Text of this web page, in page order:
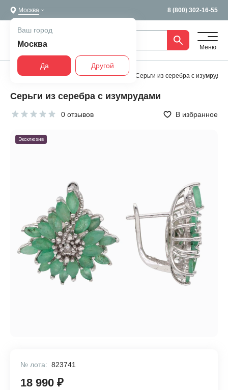
Москва 8 (800) 302-16-55
Ваш город
Москва
Да Другой
Меню
Главная Все украшения Серьги Серьги из серебра с
Серьги из серебра с изумрудами
0 отзывов В избранное
Эксклюзив
№ лота: 823741
18 990 ₽